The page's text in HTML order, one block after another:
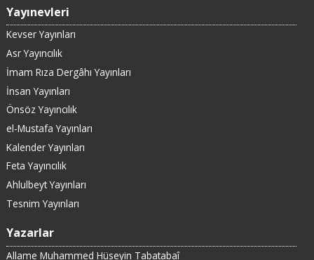
Yayınevleri
Kevser Yayınları
Asr Yayıncılık
İmam Rıza Dergâhı Yayınları
İnsan Yayınları
Önsöz Yayıncılık
el-Mustafa Yayınları
Kalender Yayınları
Feta Yayıncılık
Ahlulbeyt Yayınları
Tesnim Yayınları
Yazarlar
Allame Muhammed Hüseyin Tabatabaî